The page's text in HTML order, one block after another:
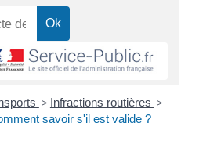
> Infractions routières >
savoir s'il est valide ?